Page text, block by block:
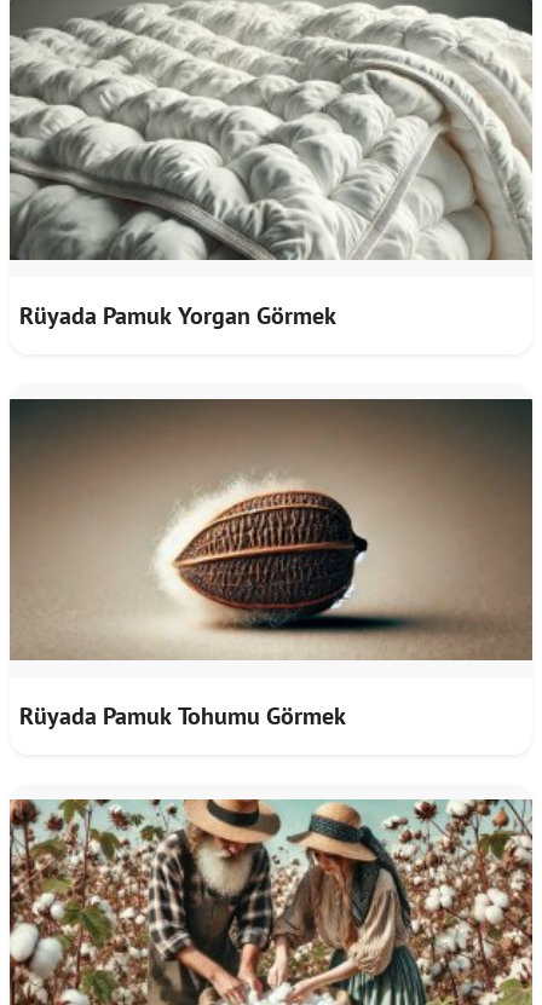
Rüyada Pamuk Yorgan Görmek
Rüyada Pamuk Tohumu Görmek